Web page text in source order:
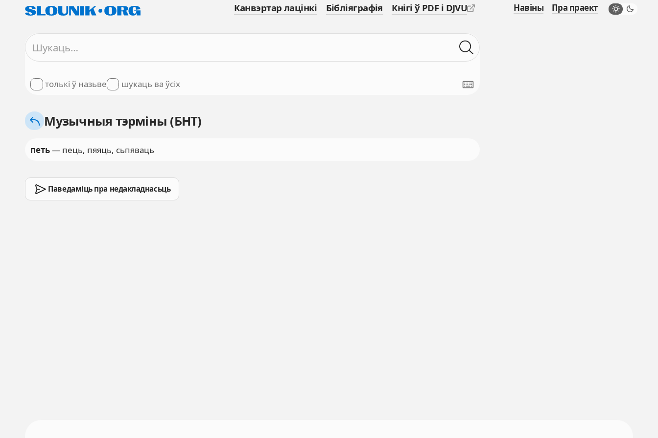
Канвэртар лацінкі Бібліяграфія Кнігі ў PDF і DJVU Навіны Пра праект
толькі ў назьве шукаць ва ўсіх
Музычныя тэрміны (БНТ)
петь— пець, пяяць, сьпяваць
Паведаміць пра недакладнасьць